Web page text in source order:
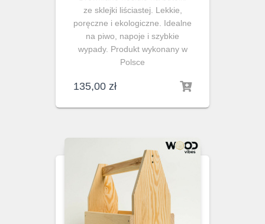
ze sklejki liściastej. Lekkie,
poręczne i ekologiczne. Idealne
na piwo, napoje i szybkie
wypady. Produkt wykonany w
Polsce
135,00 zł